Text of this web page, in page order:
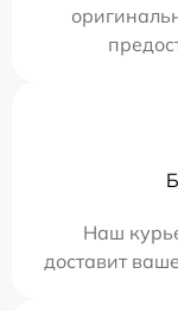
Наш
доставит